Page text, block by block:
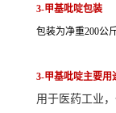
3-甲基吡啶包装
包装为净重200公
3-甲基吡啶主要用
用于医药工业